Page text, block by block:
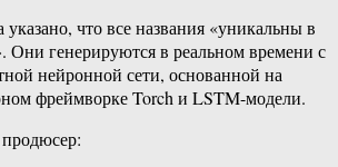
что все названия «уникальны в
Они генерируются в реальном времени с
нейронной сети, основанной на
фреймворке Torch и LSTM-модели.